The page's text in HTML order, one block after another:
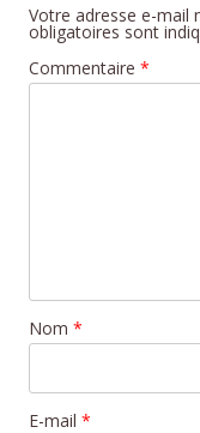
Votre adresse e-mail
obligatoires sont
Commentaire *
Nom *
E-mail *